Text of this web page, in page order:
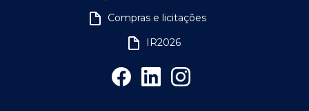
Compras e licitações
IR2026